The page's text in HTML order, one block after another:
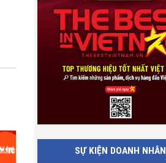
SỰ KIỆN DOANH NHÂN